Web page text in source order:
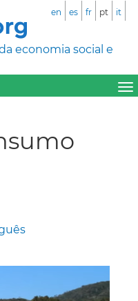
economia social e
en es fr pt it